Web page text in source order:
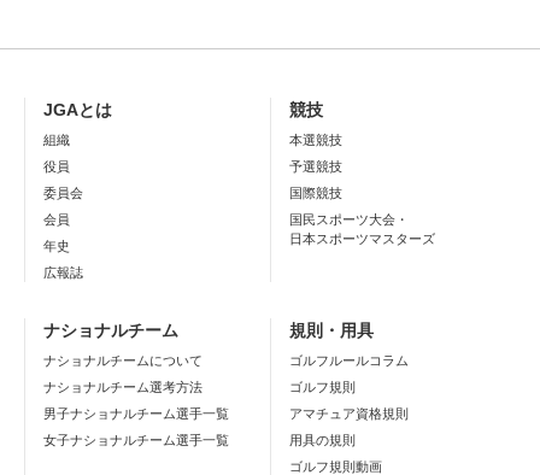
JGAとは
組織
役員
委員会
会員
年史
広報誌
競技
本選競技
予選競技
国際競技
国民スポーツ大会・
日本スポーツマスターズ
ナショナルチーム
ナショナルチームについて
ナショナルチーム選考方法
男子ナショナルチーム選手一覧
女子ナショナルチーム選手一覧
規則・用具
ゴルフルールコラム
ゴルフ規則
アマチュア資格規則
用具の規則
ゴルフ規則動画